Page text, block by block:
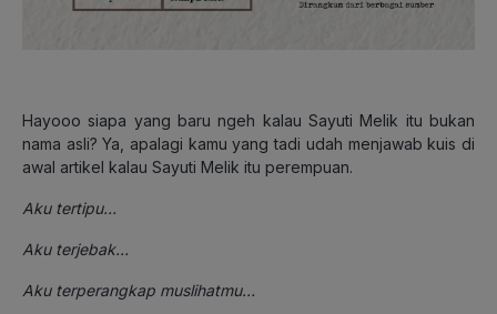
Hayooo siapa yang baru ngeh kalau Sayuti Melik itu bukan
nama asli? Ya, apalagi kamu yang tadi udah menjawab kuis di
awal artikel kalau Sayuti Melik itu perempuan.
Aku tertipu…
Aku terjebak…
Aku terperangkap muslihatmu…